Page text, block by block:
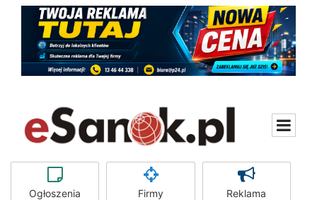
Ogłoszenia Firmy Reklama